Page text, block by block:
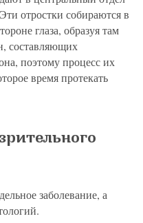
отростки собираются в
глаза, образуя там
составляющих
поэтому процесс их
время протекать
заболевание, а